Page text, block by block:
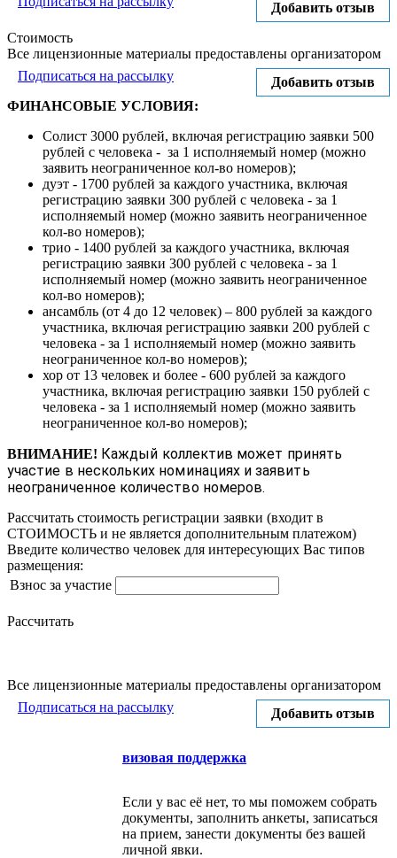
Добавить отзыв
Стоимость
Все лицензионные материалы предоставлены организатором
Добавить отзыв
Подписаться на рассылку
ФИНАНСОВЫЕ УСЛОВИЯ:
Солист 3000 рублей, включая регистрацию заявки 500
рублей с человека - за 1 исполняемый номер (можно
заявить неограниченное кол-во номеров);
дуэт - 1700 рублей за каждого участника, включая
регистрацию заявки 300 рублей с человека - за 1
исполняемый номер (можно заявить неограниченное
кол-во номеров);
трио - 1400 рублей за каждого участника, включая
регистрацию заявки 300 рублей с человека - за 1
исполняемый номер (можно заявить неограниченное
кол-во номеров);
ансамбль (от 4 до 12 человек) – 800 рублей за каждого
участника, включая регистрацию заявки 200 рублей с
человека - за 1 исполняемый номер (можно заявить
неограниченное кол-во номеров);
хор от 13 человек и более - 600 рублей за каждого
участника, включая регистрацию заявки 150 рублей с
человека - за 1 исполняемый номер (можно заявить
неограниченное кол-во номеров);
ВНИМАНИЕ! Каждый коллектив может принять
участие в нескольких номинациях и заявить
неограниченное количество номеров.
Рассчитать стоимость регистрации заявки (входит в
СТОИМОСТЬ и не является дополнительным платежом)
Введите количество человек для интересующих Вас типов
размещения:
Взнос за участие
Рассчитать
Все лицензионные материалы предоставлены организатором
Добавить отзыв
Подписаться на рассылку
визовая поддержка
Если у вас её нет, то мы поможем собрать
документы, заполнить анкеты, записаться
на прием, занести документы без вашей
личной явки.